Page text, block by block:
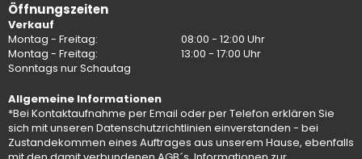
Öffnungszeiten
Verkauf
Montag - Freitag:
08:00 - 12:00 Uhr
Montag - Freitag:
13:00 - 17:00 Uhr
Sonntags nur Schautag
Allgemeine Informationen
*Bei Kontaktaufnahme per Email oder per Telefon erklären Sie
sich mit unseren Datenschutzrichtlinien einverstanden - bei
Zustandekommen eines Auftrages aus unserem Hause, ebenfalls